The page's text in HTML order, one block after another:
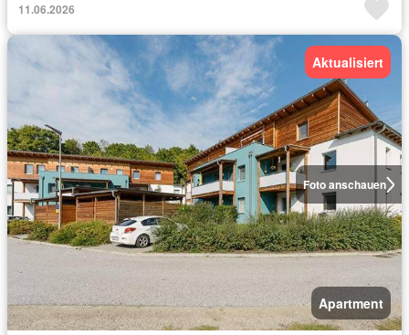
11.06.2026
Foto anschauen
Aktualisiert
Apartment